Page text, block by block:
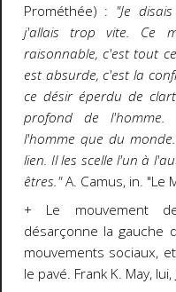
Prométhée) : "Je
j'allais trop vite. Ce
raisonnable, c'est tout
est absurde, c'est la
ce désir éperdu de
profond de l'homme.
l'homme que du
lien. Il les scelle l'un à
êtres."A. Camus, in. "Le
+ Le mouvement
désarçonne la gauche
mouvements sociaux,
le pavé. Frank K. May, lui,